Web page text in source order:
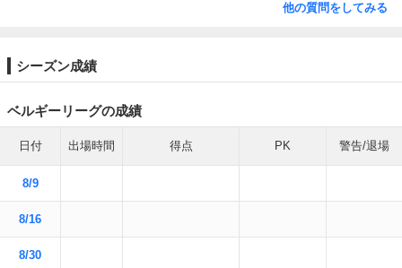
他の質問をしてみる
シーズン成績
ベルギーリーグの成績
日付 出場時間 得点 PK 警告/退場
8/9
8/16
8/30